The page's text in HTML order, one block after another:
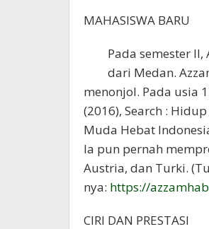
MAHASISWA BARU
Pada semester
dari Medan.
menonjol. Pada usia
(2016), Search :
Muda Hebat
Ia pun pernah
Austria, dan Turki.
nya: https://
CIRI DAN PRESTASI